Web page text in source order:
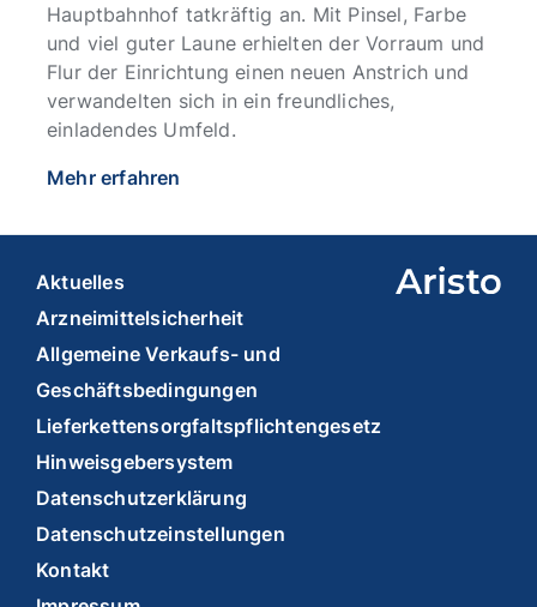
Hauptbahnhof tatkräftig an. Mit Pinsel, Farbe
und viel guter Laune erhielten der Vorraum und
Flur der Einrichtung einen neuen Anstrich und
verwandelten sich in ein freundliches,
einladendes Umfeld.
Mehr erfahren
Aktuelles
Arzneimittelsicherheit
Allgemeine Verkaufs- und
Geschäftsbedingungen
Lieferkettensorgfaltspflichtengesetz
Hinweisgebersystem
Datenschutzerklärung
Datenschutzeinstellungen
Kontakt